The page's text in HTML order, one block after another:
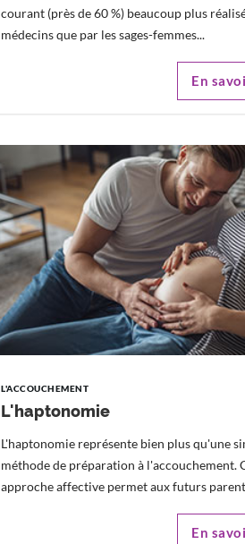
courant (près de 60 %) beaucoup plus
médecins que par les sages-femmes...
En
L'ACCOUCHEMENT
L'haptonomie
L'haptonomie représente bien plus qu'une
méthode de préparation à l'accouchement.
approche affective permet aux futurs
En